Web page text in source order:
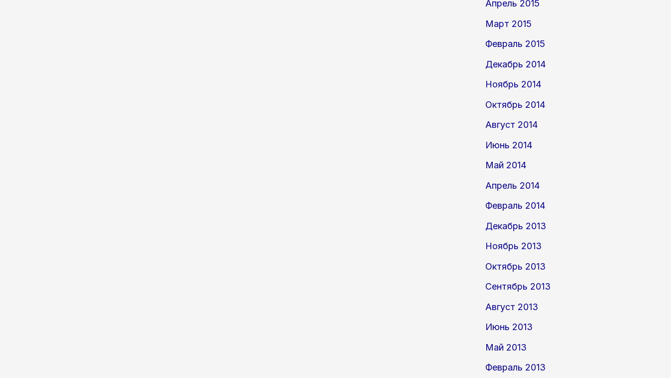
Апрель 2015
Март 2015
Февраль 2015
Декабрь 2014
Ноябрь 2014
Октябрь 2014
Август 2014
Июнь 2014
Май 2014
Апрель 2014
Февраль 2014
Декабрь 2013
Ноябрь 2013
Октябрь 2013
Сентябрь 2013
Август 2013
Июнь 2013
Май 2013
Февраль 2013